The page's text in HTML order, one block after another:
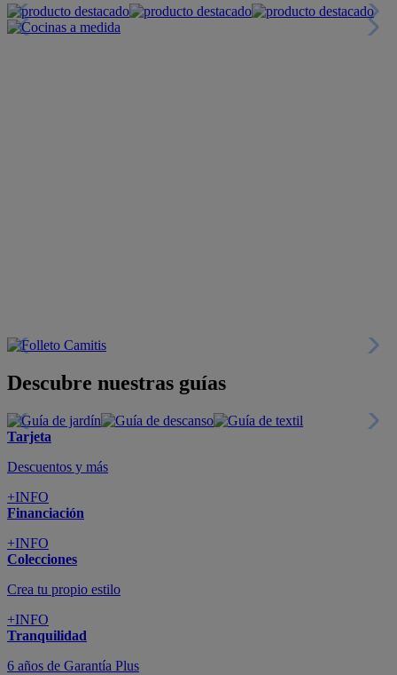
Descubre nuestras guías
Tarjeta
Descuentos y más
+INFO
Financiación
+INFO
Colecciones
Crea tu propio estilo
+INFO
Tranquilidad
6 años de Garantía Plus